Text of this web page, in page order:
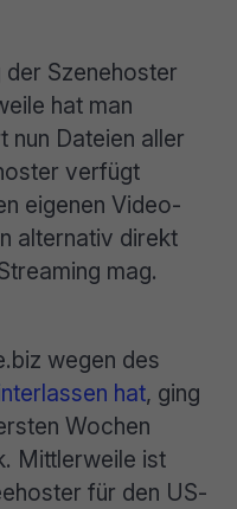
Szenehoster
hat man
Dateien aller
verfügt
eigenen Video-
alternativ direkt
mag.
wegen des
hat, ging
Wochen
Mittlerweile ist
für den US-